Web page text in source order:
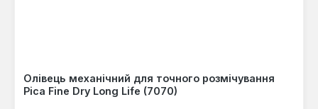
Олівець механічний для точного розмічування
Pica Fine Dry Long Life (7070)